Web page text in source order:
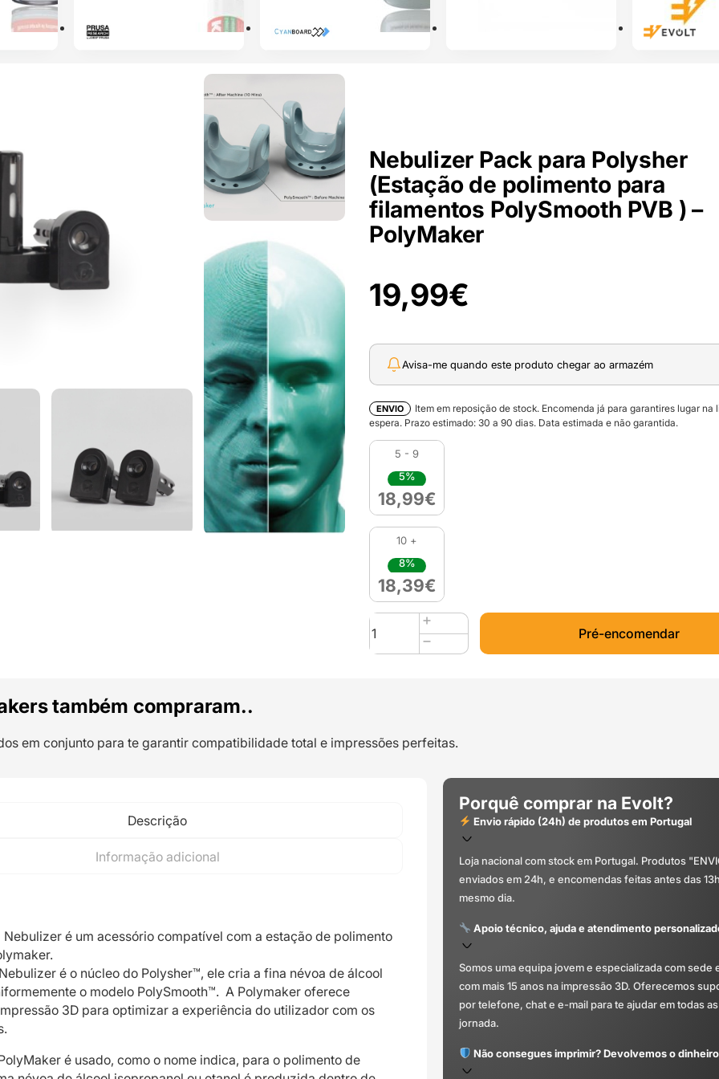
Nebulizer Pack para Polysher
(Estação de polimento para
filamentos PolySmooth PVB ) –
PolyMaker
19,99€
Avisa-me quando este produto chegar ao armazém
ENVIO
Item em reposição de stock. Encomenda já para garantires lugar na
espera. Prazo estimado: 30 a 90 dias. Data estimada e não garantida.
5 - 9
5%
18,99€
10 +
8%
18,39€
Quantidade
de
Nebulizer
de
Pré-encomendar
também compraram..
em conjunto para te garantir compatibilidade total e impressões perfeitas.
Descrição
Informação adicional
é um acessório compatível com a estação de polimento
é o núcleo do Polysher™, ele cria a fina névoa de álcool
o modelo PolySmooth™. A Polymaker oferece
3D para optimizar a experiência do utilizador com os
é usado, como o nome indica, para o polimento de
Porquê comprar na Evolt?
Envio rápido (24h) de produtos em Portugal
Loja nacional com stock em Portugal. Produtos
enviados em 24h, e encomendas feitas antes das
mesmo dia.
Apoio técnico, ajuda e atendimento
Somos uma equipa jovem e especializada com sede
com mais 15 anos na impressão 3D. Oferecemos
por telefone, chat e e-mail para te ajudar em todas
jornada.
Não consegues imprimir? Devolvemos o